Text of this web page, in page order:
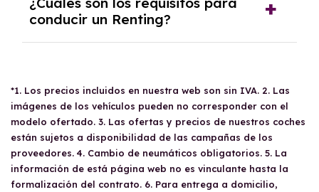
contrates, más económico será el precio por
kilómetro. En caso de superar el límite de
kilómetros contratados, solo deberás abonar
a las compañías utilizar vehículos sin
solvencia económica. La documentación
requerida incluye el CIF de la empresa, DNI
del apoderado, balance de pérdidas y
ganancias, impuesto de sociedades, resumen
del IVA, entre otros. Las empresas pueden
deducir el 100% del gasto e IVA si el vehículo
está afecto a su actividad económica.
conducir un Renting?
En general, los conductores deben tener un
carné de conducir válido y ser mayores de 18
años. Los particulares necesitan presentar su
DNI, última nómina y declaración de la renta.
Los autónomos deben proporcionar el acta
censal, impuesto de la renta del último
*1. Los precios incluidos en nuestra web son sin IVA. 2. Las
imágenes de los vehículos pueden no corresponder con el
modelo ofertado. 3. Las ofertas y precios de nuestros coches
están sujetos a disponibilidad de las campañas de los
proveedores. 4. Cambio de neumáticos obligatorios. 5. La
información de está página web no es vinculante hasta la
formalización del contrato. 6. Para entrega a domicilio,